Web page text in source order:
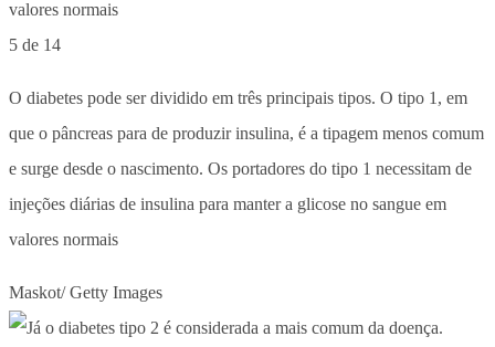
5 de 14
O diabetes pode ser dividido em três principais tipos. O tipo 1, em
que o pâncreas para de produzir insulina, é a tipagem menos comum
e surge desde o nascimento. Os portadores do tipo 1 necessitam de
injeções diárias de insulina para manter a glicose no sangue em
valores normais
Maskot/ Getty Images